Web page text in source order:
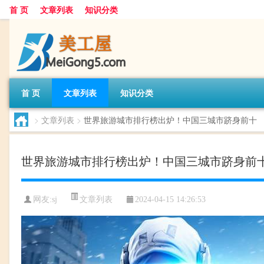
首 页 文章列表 知识分类
首 页 文章列表 知识分类
> 文章列表 > 世界旅游城市排行榜出炉！中国三城市跻身前十
世界旅游城市排行榜出炉！中国三城市跻身前
网友:sj 文章列表 2024-04-15 14:26:53